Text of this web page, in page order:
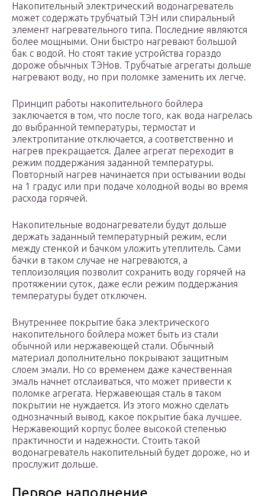
Накопительный электрический водонагреватель
может содержать трубчатый ТЭН или спиральный
элемент нагревательного типа. Последние являются
более мощными. Они быстро нагревают большой
бак с водой. Но стоят такие устройства гораздо
дороже обычных ТЭНов. Трубчатые агрегаты дольше
нагревают воду, но при поломке заменить их легче.
Принцип работы накопительного бойлера
заключается в том, что после того, как вода нагрелась
до выбранной температуры, термостат и
электропитание отключается, а соответственно и
нагрев прекращается. Далее агрегат переходит в
режим поддержания заданной температуры.
Повторный нагрев начинается при остывании воды
на 1 градус или при подаче холодной воды во время
расхода горячей.
Накопительные водонагреватели будут дольше
держать заданный температурный режим, если
между стенкой и бачком уложить утеплитель. Сами
бачки в таком случае не нагреваются, а
теплоизоляция позволит сохранить воду горячей на
протяжении суток, даже если режим поддержания
температуры будет отключен.
Внутреннее покрытие бака электрического
накопительного бойлера может быть из стали
обычной или нержавеющей стали. Обычный
материал дополнительно покрывают защитным
слоем эмали. Но со временем даже качественная
эмаль начнет отслаиваться, что может привести к
поломке агрегата. Нержавеющая сталь в таком
покрытии не нуждается. Из этого можно сделать
однозначный вывод, какое покрытие бака лучшее.
Нержавеющий корпус более высокой степенью
практичности и надежности. Стоить такой
водонагреватель накопительный будет дороже, но и
прослужит дольше.